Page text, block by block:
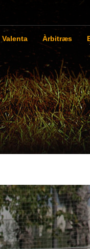
Valenta Àrbitræs